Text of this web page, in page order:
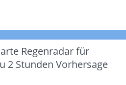
Regenradar für
2 Stunden Vorhersage